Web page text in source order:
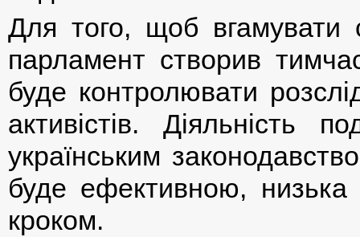
Для того, щоб вгамувати
парламент створив
буде контролювати
активістів. Діяльність
українським
буде ефективною, низька
кроком.